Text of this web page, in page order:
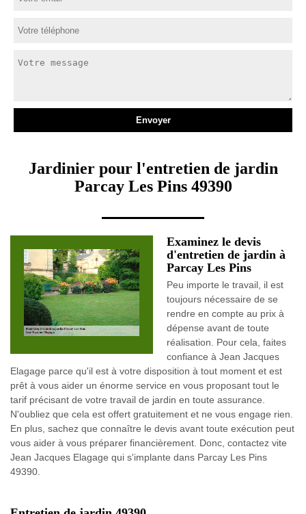
Jardinier pour l'entretien de jardin
Parcay Les Pins 49390
Examinez le devis
d'entretien de jardin à
Parcay Les Pins
Peu importe le travail, il est
toujours nécessaire de se
rendre en compte au prix à
dépense avant de toute
réalisation. Pour cela, faites
confiance à Jean Jacques
Elagage parce qu'il est à votre disposition à tout moment et est
prêt à vous aider un énorme service en vous proposant tout le
tarif précisant de votre travail de jardin en toute assurance.
N'oubliez que cela est offert gratuitement et ne vous engage rien.
En plus, sachez que connaître le devis avant toute exécution peut
vous aider à vous préparer financièrement. Donc, contactez vite
Jean Jacques Elagage qui s'implante dans Parcay Les Pins
49390.